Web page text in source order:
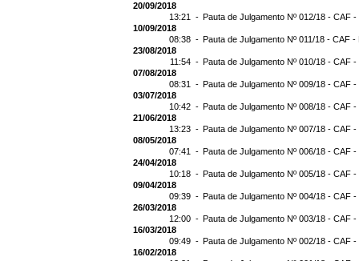
20/09/2018
13:21 - Pauta de Julgamento Nº 012/18 - CAF
10/09/2018
08:38 - Pauta de Julgamento Nº 011/18 - CAF
23/08/2018
11:54 - Pauta de Julgamento Nº 010/18 - CAF
07/08/2018
08:31 - Pauta de Julgamento Nº 009/18 - CAF
03/07/2018
10:42 - Pauta de Julgamento Nº 008/18 - CAF
21/06/2018
13:23 - Pauta de Julgamento Nº 007/18 - CAF
08/05/2018
07:41 - Pauta de Julgamento Nº 006/18 - CAF
24/04/2018
10:18 - Pauta de Julgamento Nº 005/18 - CAF
09/04/2018
09:39 - Pauta de Julgamento Nº 004/18 - CAF
26/03/2018
12:00 - Pauta de Julgamento Nº 003/18 - CAF
16/03/2018
09:49 - Pauta de Julgamento Nº 002/18 - CAF
16/02/2018